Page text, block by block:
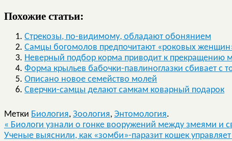
Похожие статьи:
Стрекозы, по-видимому, обладают обонянием
Самцы богомолов предпочитают «роковых
Неверный подбор корма приводит к прекращению
Форма крыльев бабочки-павлиноглазки сбивает с
Описано новое семейство молей
Сверчки-самцы делают самкам коварный подарок
Метки Биология, Зоология, Энтомология.
« Биологи узнали о гонке вооружений между змеями и
Ученые выяснили, как «зомби»-паразит кошек